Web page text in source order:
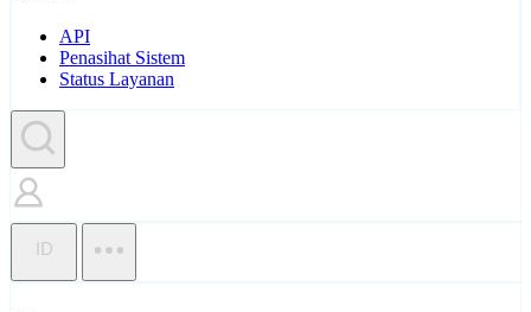
API
Penasihat Sistem
Status Layanan
ID